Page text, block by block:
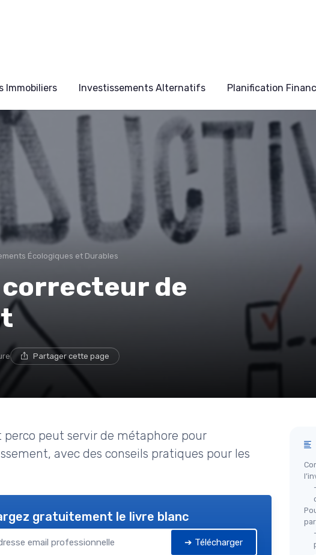
Immobiliers Investissements Alternatifs Planification
Écologiques et Durables
de
Partager cette page
peut servir de métaphore pour
avec des conseils pratiques pour les
gratuitement le livre blanc
➔ Télécharger